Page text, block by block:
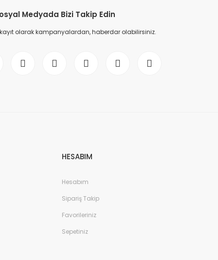
Medyada Bizi Takip Edin
olarak kampanyalardan, haberdar olabilirsiniz.
HESABIM
Hesabım
Sipariş Takip
Favorileriniz
Sepetiniz